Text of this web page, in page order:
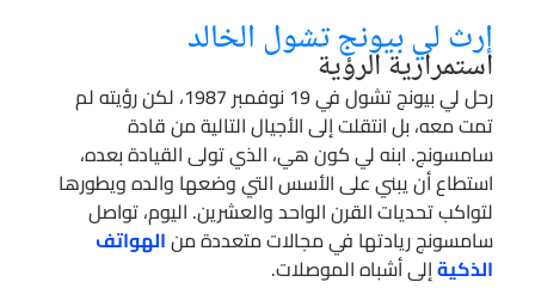
إرث لي بيونج تشول الخالد
استمرارية الرؤية
رحل لي بيونج تشول في 19 نوفمبر 1987، لكن رؤيته لم
تمت معه، بل انتقلت إلى الأجيال التالية من قادة
سامسونج. ابنه لي كون هي، الذي تولى القيادة بعده،
استطاع أن يبني على الأسس التي وضعها والده ويطورها
لتواكب تحديات القرن الواحد والعشرين. اليوم، تواصل
سامسونج ريادتها في مجالات متعددة منالهواتف
الذكيةإلى أشباه الموصلات.